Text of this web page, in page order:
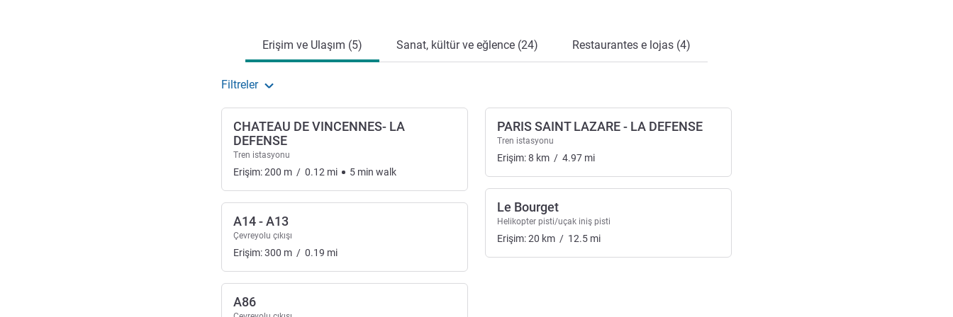
Erişim ve Ulaşım (5) Sanat, kültür ve eğlence (24) Restaurantes e lojas (4)
Filtreler
CHATEAU DE VINCENNES- LA
DEFENSE
Tren istasyonu
Erişim:200 m / 0.12 mi 5 min walk
A14 - A13
Çevreyolu çıkışı
Erişim:300 m / 0.19 mi
A86
PARIS SAINT LAZARE - LA DEFENSE
Tren istasyonu
Erişim:8 km / 4.97 mi
Le Bourget
Helikopter pisti/uçak iniş pisti
Erişim:20 km / 12.5 mi